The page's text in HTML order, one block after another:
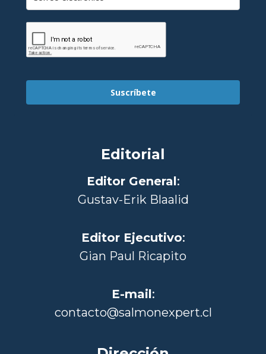
Suscríbete
Editorial
Editor General:
Gustav-Erik Blaalid
Editor Ejecutivo:
Gian Paul Ricapito
E-mail:
contacto@salmonexpert.cl